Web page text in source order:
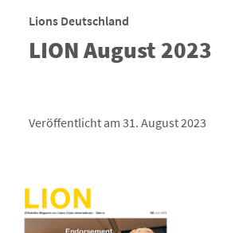
Lions Deutschland
LION August 2023
Veröffentlicht am 31. August 2023